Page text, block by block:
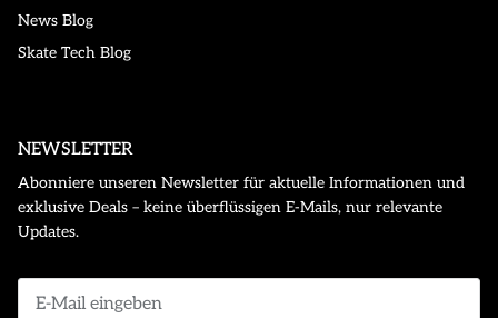
News Blog
Skate Tech Blog
NEWSLETTER
Abonniere unseren Newsletter für aktuelle Informationen und
exklusive Deals – keine überflüssigen E-Mails, nur relevante
Updates.